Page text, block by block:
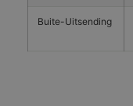
Buite-Uitsending